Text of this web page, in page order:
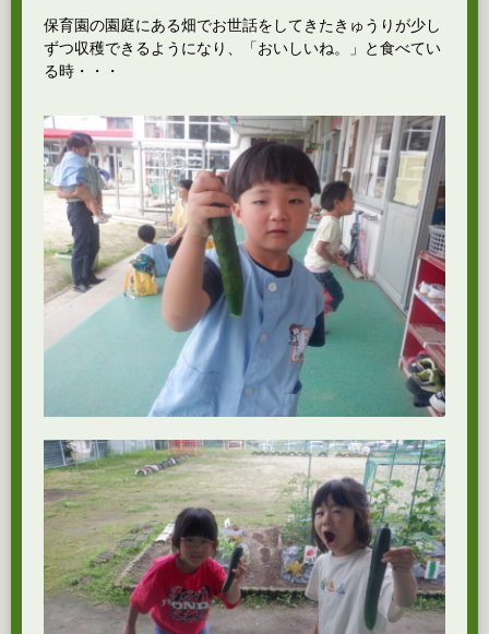
保育園の園庭にある畑でお世話をしてきたきゅうりが少し
ずつ収穫できるようになり、「おいしいね。」と食べてい
る時・・・